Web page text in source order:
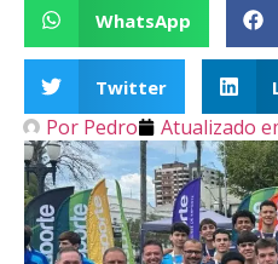
WhatsApp
Twitter
Por Pedro Atualizado